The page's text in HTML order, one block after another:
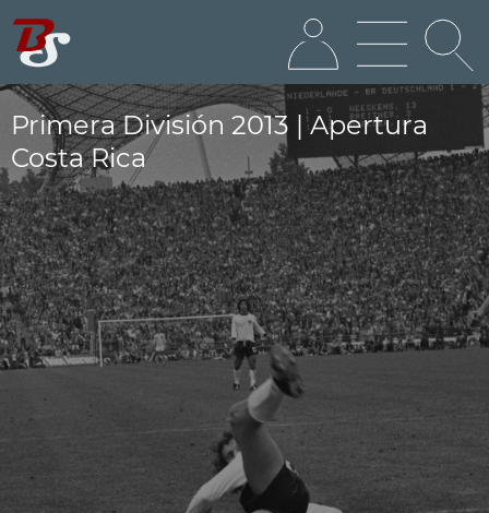
Primera División 2013 | Apertura
Costa Rica